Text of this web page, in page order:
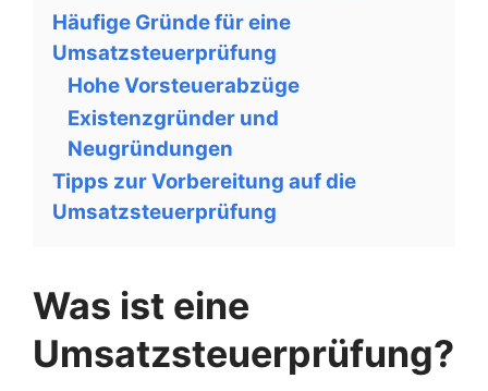
Häufige Gründe für eine
Umsatzsteuerprüfung
Hohe Vorsteuerabzüge
Existenzgründer und
Neugründungen
Tipps zur Vorbereitung auf die
Umsatzsteuerprüfung
Was ist eine
Umsatzsteuerprüfung?